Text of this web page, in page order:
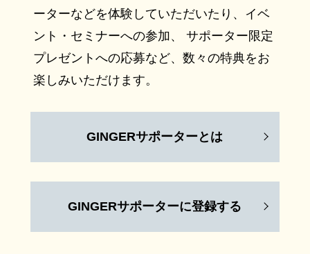
ーターなどを体験していただいたり、イベ
ント・セミナーへの参加、 サポーター限定
プレゼントへの応募など、数々の特典をお
楽しみいただけます。
GINGERサポーターとは
GINGERサポーターに登録する